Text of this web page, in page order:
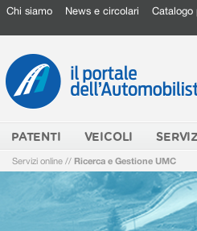
Chi siamo News e circolari Catalogo
PATENTI VEICOLI
Servizi online // Ricerca e Gestione UMC